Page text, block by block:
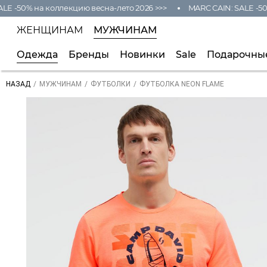
-50% на коллекцию весна-лето 2026 >>> MARC CAIN: SALE -
ЖЕНЩИНАМ МУЖЧИНАМ
Одежда Бренды Новинки Sale
НАЗАД / МУЖЧИНАМ / ФУТБОЛКИ / ФУТБОЛКА NEON FLAME